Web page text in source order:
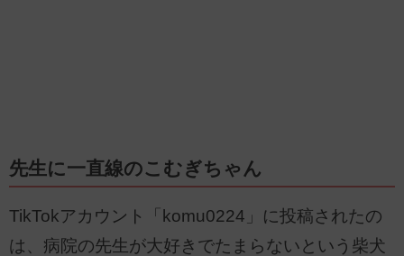
先生に一直線のこむぎちゃん
TikTokアカウント「komu0224」に投稿されたの
は、病院の先生が大好きでたまらないという柴犬